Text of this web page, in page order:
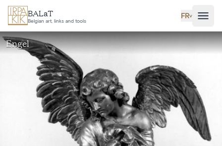
Aller au contenu principal
BALaT
Belgian art, links and tools
FR˅
Engel